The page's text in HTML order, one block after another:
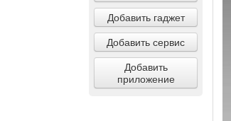
Добавить гаджет
Добавить сервис
Добавить
приложение